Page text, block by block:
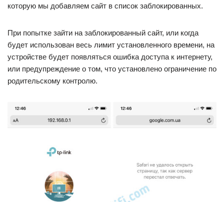
которую мы добавляем сайт в список заблокированных.
При попытке зайти на заблокированный сайт, или когда
будет использован весь лимит установленного времени, на
устройстве будет появляться ошибка доступа к интернету,
или предупреждение о том, что установлено ограничение по
родительскому контролю.